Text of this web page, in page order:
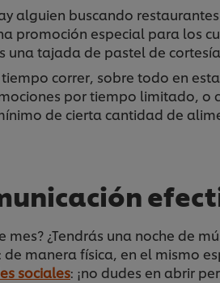
alguien buscando
promoción especial para los
tajada de pastel de
correr, sobre todo en
por tiempo limitado,
de cierta cantidad de
¿Tendrás una noche de
manera física, en el mismo
sociales: ¡no dudes en abrir